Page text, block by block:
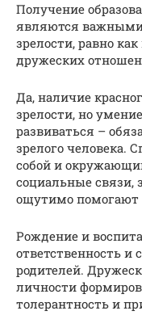
Получение
являются важными
зрелости, равно
дружеских
Да, наличие
зрелости, но
развиваться –
зрелого человека.
собой и
социальные связи,
ощутимо помогают
Рождение и
ответственность и
родителей.
личности
толерантность и